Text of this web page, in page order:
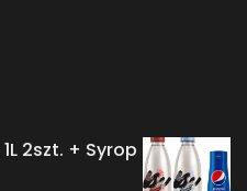
2szt. + Syrop